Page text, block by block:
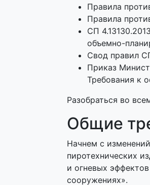
Правила
Правила
СП
объемно-
Свод правил
Приказ
Требования к
Разобраться во
Общие
Начнем с
пиротехнических
и огневых
сооружениях».